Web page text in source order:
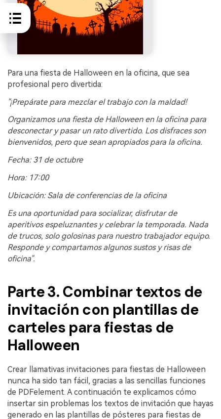
Para una fiesta de Halloween en la oficina, que sea
profesional pero divertida:
"¡Prepárate para mezclar el trabajo con la maldad!
Organizamos una fiesta de Halloween en la oficina para
desconectar y pasar un rato divertido. Los disfraces son
bienvenidos, pero que sean apropiados para la oficina.
Fecha: 31 de octubre
Hora: 17:00
Ubicación: Sala de conferencias de la oficina
Es una oportunidad para socializar, disfrutar de
aperitivos espeluznantes y celebrar la temporada. Nada
de trucos, solo golosinas para nuestro trabajador equipo.
Responde y compartamos algunos sustos y risas de
oficina".
Parte 3. Combinar textos de
invitación con plantillas de
carteles para fiestas de
Halloween
Crear llamativas invitaciones para fiestas de Halloween
nunca ha sido tan fácil, gracias a las sencillas funciones
de PDFelement. A continuación te explicamos cómo
insertar sin problemas los textos de invitación que hayas
generado en las plantillas de pósteres para fiestas de